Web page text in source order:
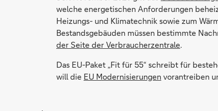
welche energetischen Anforderungen
Heizungs- und Klimatechnik sowie zum
Bestandsgebäuden müssen bestimmte
der Seite der Verbraucherzentrale.
Das EU-Paket „Fit für 55“ schreibt für
will die EU Modernisierungen vorantreiben